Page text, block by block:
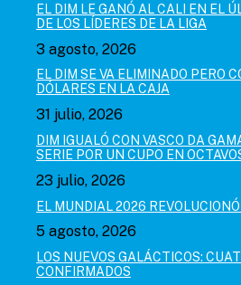
EL DIM LE GANÓ AL CALI EN EL
DE LOS LÍDERES DE LA LIGA
3 agosto, 2026
EL DIM SE VA ELIMINADO PERO
DÓLARES EN LA CAJA
31 julio, 2026
DIM IGUALÓ CON VASCO DA
SERIE POR UN CUPO EN
23 julio, 2026
EL MUNDIAL 2026
5 agosto, 2026
LOS NUEVOS GALÁCTICOS:
CONFIRMADOS